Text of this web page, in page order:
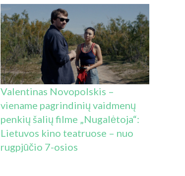
Valentinas Novopolskis –
viename pagrindinių vaidmenų
penkių šalių filme „Nugalėtoja“:
Lietuvos kino teatruose – nuo
rugpjūčio 7-osios